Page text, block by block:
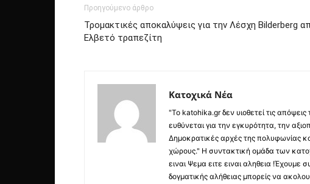
Προηγούμενο άρθρο
Τρομακτικές αποκαλύψεις για την Λέσχη Bilderberg
Ελβετό τραπεζίτη
Κατοχικά Νέα
"Το katohika.gr δεν υιοθετεί τις
ευθύνεται για την εγκυρότητα, την
Δημοκρατικές αρχές της πολυφωνίας
χώρους." Η συντακτική ομάδα των
ειναι Ψεμα ειτε ειναι αληθεια !Έχουμε
δογματικής αλήθειας μπορείς να